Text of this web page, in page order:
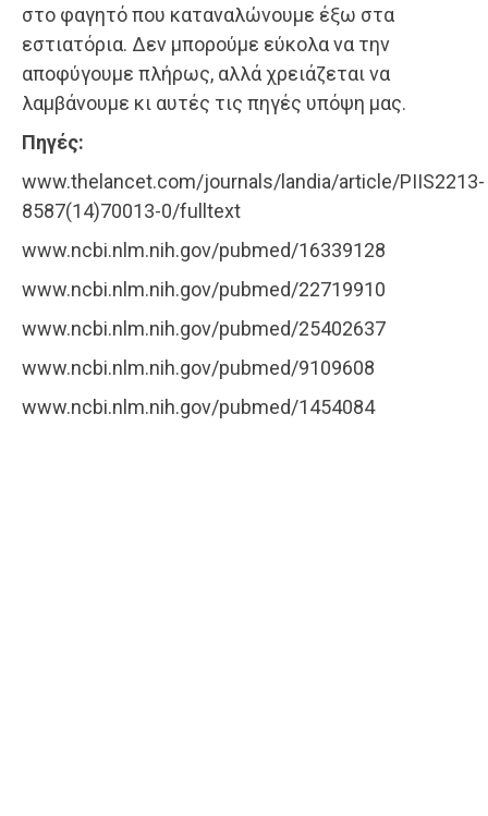
στο φαγητό που καταναλώνουμε έξω στα
εστιατόρια. Δεν μπορούμε εύκολα να την
αποφύγουμε πλήρως, αλλά χρειάζεται να
λαμβάνουμε κι αυτές τις πηγές υπόψη μας.
Πηγές:
www.thelancet.com/journals/landia/article/PIIS2213-
8587(14)70013-0/fulltext
www.ncbi.nlm.nih.gov/pubmed/16339128
www.ncbi.nlm.nih.gov/pubmed/22719910
www.ncbi.nlm.nih.gov/pubmed/25402637
www.ncbi.nlm.nih.gov/pubmed/9109608
www.ncbi.nlm.nih.gov/pubmed/1454084